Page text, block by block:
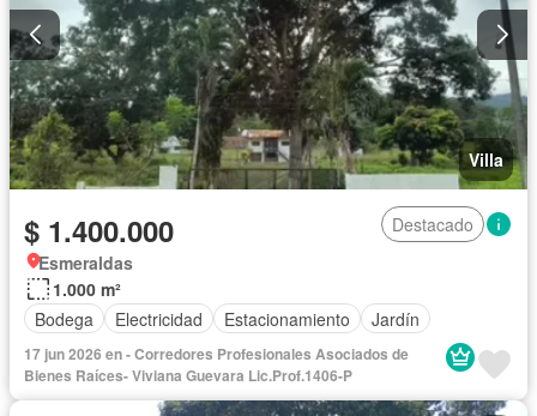
Villa
$ 1.400.000
Destacado
Esmeraldas
1.000 m²
Bodega
Electricidad Estacionamiento Jardín
17 jun 2026 en - Corredores Profesionales Asociados de
Bienes Raíces- Viviana Guevara Lic.Prof.1406-P